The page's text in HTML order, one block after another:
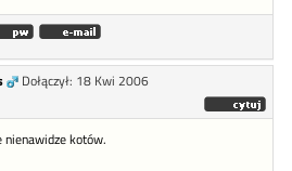
Dołączył: 18 Kwi 2006
nienawidze kotów.